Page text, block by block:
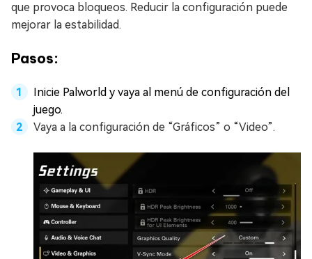
que provoca bloqueos. Reducir la configuración puede
mejorar la estabilidad.
Pasos:
Inicie Palworld y vaya al menú de configuración del
juego.
Vaya a la configuración de “Gráficos” o “Video”.